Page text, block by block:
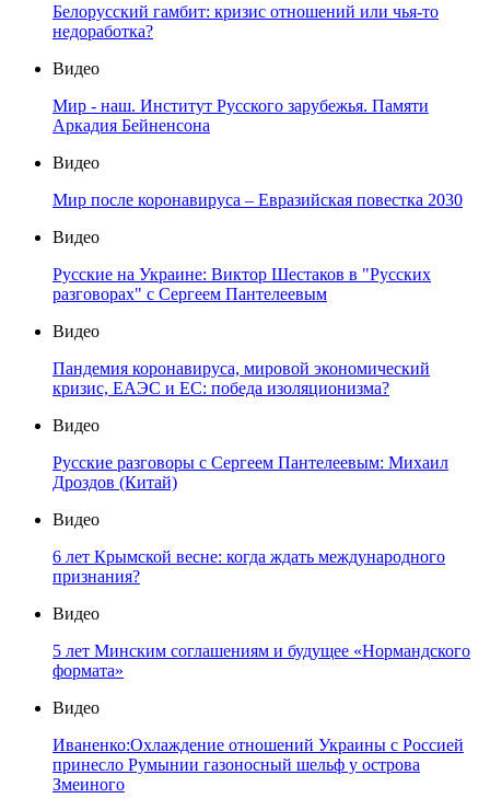
Белорусский гамбит: кризис отношений или чья-то
недоработка?
Видео
Мир - наш. Институт Русского зарубежья. Памяти
Аркадия Бейненсона
Видео
Мир после коронавируса – Евразийская повестка 2030
Видео
Русские на Украине: Виктор Шестаков в "Русских
разговорах" с Сергеем Пантелеевым
Видео
Пандемия коронавируса, мировой экономический
кризис, ЕАЭС и ЕС: победа изоляционизма?
Видео
Русские разговоры с Сергеем Пантелеевым: Михаил
Дроздов (Китай)
Видео
6 лет Крымской весне: когда ждать международного
признания?
Видео
5 лет Минским соглашениям и будущее «Нормандского
формата»
Видео
Иваненко:Охлаждение отношений Украины с Россией
принесло Румынии газоносный шельф у острова
Змеиного